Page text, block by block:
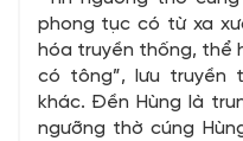
phong tục có từ xa
hóa truyền thống, thể
có tông”, lưu truyền
khác. Đền Hùng là
ngưỡng thờ cúng